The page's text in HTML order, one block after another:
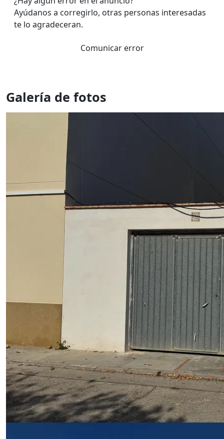
Ayúdanos a corregirlo, otras personas interesadas
te lo agradeceran.
Comunicar error
Galería de fotos